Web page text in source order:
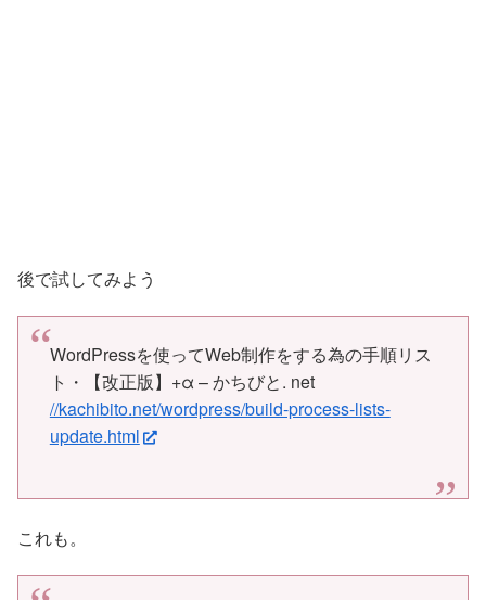
後で試してみよう
WordPressを使ってWeb制作をする為の手順リス
ト・【改正版】+α – かちびと. net
//kachibito.net/wordpress/build-process-lists-
update.html
これも。